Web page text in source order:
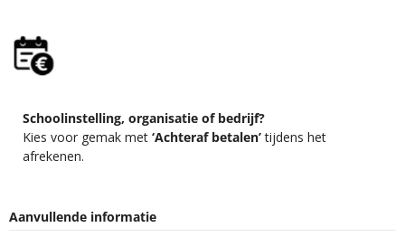
Schoolinstelling, organisatie of bedrijf?
Kies voor gemak met ‘Achteraf betalen’tijdens het
afrekenen.
Aanvullende informatie